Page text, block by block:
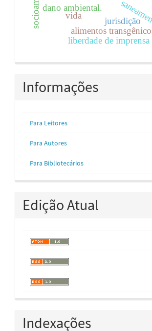
vida
dano ambiental.
jurisdição
alimentos
liberdade de imprensa
Informações
Para Leitores
Para Autores
Para Bibliotecários
Edição Atual
Indexações